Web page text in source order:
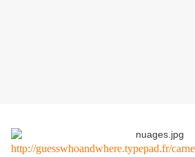
http://guesswhoandwhere.typepad.fr/